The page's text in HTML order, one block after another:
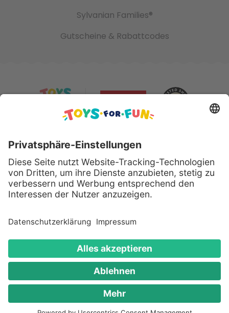
Sylvanian Families®
Gutscheine & Rabattcodes
Sicher bezahlen mit:
Alle genannten Produkte und Logos sind eingetragene
Warenzeichen der jeweiligen Hersteller.
Copyright © 2008 - 2026 Toys for Fun GmbH - Alle
Rechte vorbehalten